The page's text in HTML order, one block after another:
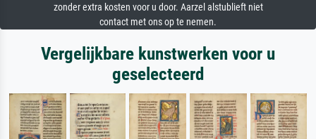
zonder extra kosten voor u door. Aarzel alstublieft niet
contact met ons op te nemen.
Vergelijkbare kunstwerken voor u
geselecteerd